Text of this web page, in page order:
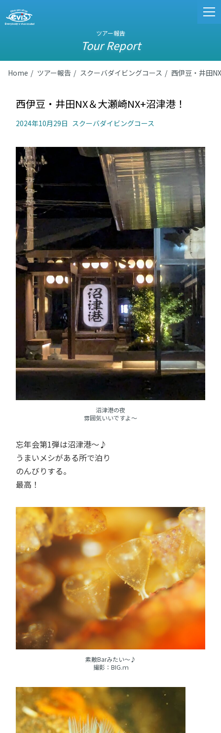
ツアー報告
Tour Report
Home ツアー報告 スクーバダイビングコース 西伊豆・井田
西伊豆・井田NX＆大瀬崎NX+沼津港！
2024年10月29日 スクーバダイビングコース
沼津港の夜
雰囲気いいですよ～
忘年会第1弾は沼津港～♪
うまいメシがある所で泊り
のんびりする。
最高！
素敵Barみたい～♪
撮影：BIG.ｍ